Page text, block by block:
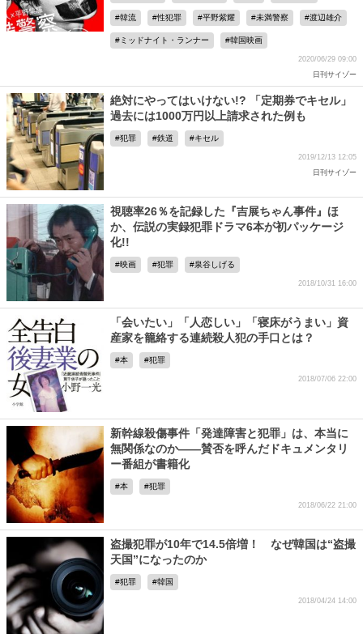
韓流 性犯罪 平野紫耀 未満警察 渡辺雄介
ミッドナイト・ランナー 韓国映画
2020/06/29 09:00
日刊サイゾー
絶対にやってはいけない!? 「定期券でキセル」
過去には1000万円以上請求された例も
犯罪 鉄道 キセル
2019/12/13 12:05
日刊サイゾー
視聴率26％を記録した『吉展ちゃん事件』ほ
か、伝説の実録犯罪ドラマ6本が初パッケージ
化!!
映画 犯罪 泉谷しげる
2018/10/31 16:00
「会いたい」「人恋しい」「寝床がうまい」資
産家を籠絡する連続殺人犯の手口とは？
本 犯罪
2018/07/06 22:00
新幹線殺傷事件「発達障害と犯罪」は、本当に
無関係なのか――賛否を呼んだドキュメンタリ
ー番組が書籍化
本 犯罪
2018/06/22 21:00
盗撮犯罪が10年で14.5倍増！ なぜ韓国は“盗撮
天国”になったのか
犯罪 韓国
2018/04/24 14:00